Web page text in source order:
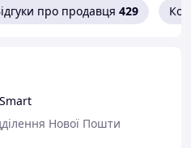
про продавця 429
Нової Пошти